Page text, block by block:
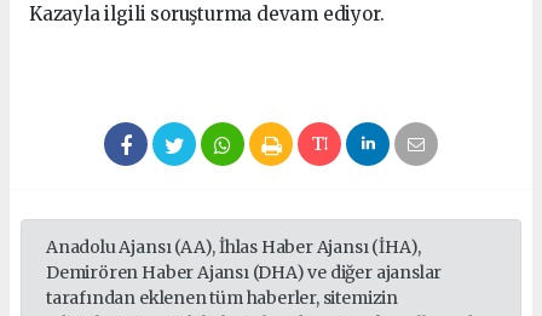
Kazayla ilgili soruşturma devam ediyor.
Anadolu Ajansı (AA), İhlas Haber Ajansı (İHA),
Demirören Haber Ajansı (DHA) ve diğer ajanslar
tarafından eklenen tüm haberler, sitemizin